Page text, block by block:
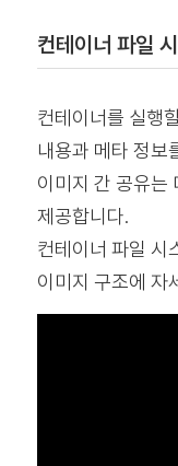
컨테이너 파일
컨테이너를 실행
내용과 메타 정보
이미지 간 공유는
제공합니다.
컨테이너 파일 시
이미지 구조에 자